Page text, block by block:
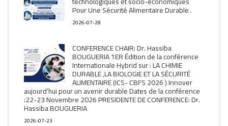
Pour Une Sécurité Alimentaire Durable .
2026-07-28
CONFERENCE CHAIR: Dr. Hassiba
BOUGUERIA 1ER Édition de la conférence
Internationale Hybrid sur : LA CHIMIE
DURABLE ,LA BIOLOGIE ET LA SÉCURITÉ
ALIMENTAIRE (ICS- CBFS 2026 ) Innover
aujourd’hui pour un avenir durable Dates de la conférence
:22-23 Novembre 2026 PRESIDENTE DE CONFERENCE: Dr.
Hassiba BOUGUERIA
2026-07-23